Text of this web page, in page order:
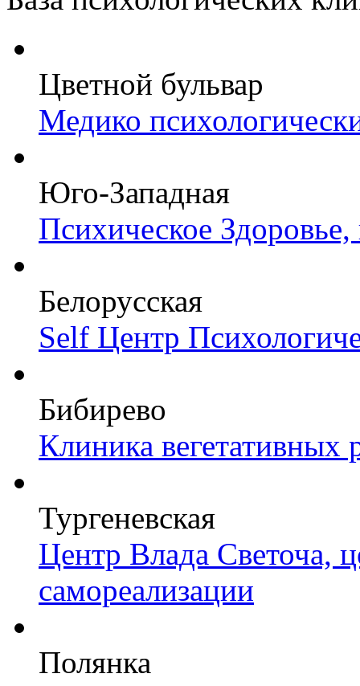
Цветной бульвар
Медико
Юго-Западная
Психическое Здоровье,
Белорусская
Self Центр
Бибирево
Клиника вегетативных
Тургеневская
Центр Влада Светоча,
самореализации
Полянка